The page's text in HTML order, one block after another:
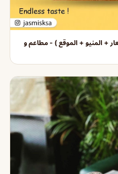
+ المنيو + الموقع ) - مطاعم و